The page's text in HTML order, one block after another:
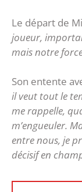
Le départ de
joueur,
mais notre
Son entente
il veut tout le
me rappelle,
m’engueuler.
entre nous, je
décisif en